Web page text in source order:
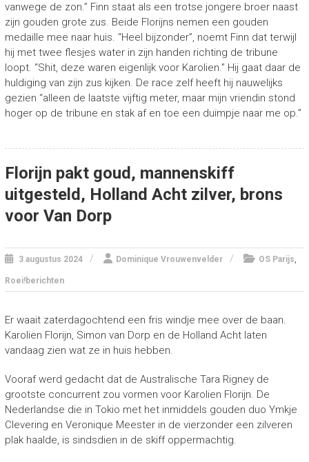
vanwege de zon.” Finn staat als een trotse jongere broer naast
zijn gouden grote zus. Beide Florijns nemen een gouden
medaille mee naar huis. “Heel bijzonder”, noemt Finn dat terwijl
hij met twee flesjes water in zijn handen richting de tribune
loopt. “Shit, deze waren eigenlijk voor Karolien.” Hij gaat daar de
huldiging van zijn zus kijken. De race zelf heeft hij nauwelijks
gezien “alleen de laatste vijftig meter, maar mijn vriendin stond
hoger op de tribune en stak af en toe een duimpje naar me op.”
Florijn pakt goud, mannenskiff
uitgesteld, Holland Acht zilver, brons
voor Van Dorp
3 augustus 2024 Dominique Vrouwenvelder OS Parijs,
Roei!berichten
Er waait zaterdagochtend een fris windje mee over de baan.
Karolien Florijn, Simon van Dorp en de Holland Acht laten
vandaag zien wat ze in huis hebben.
Vooraf werd gedacht dat de Australische Tara Rigney de
grootste concurrent zou vormen voor Karolien Florijn. De
Nederlandse die in Tokio met het inmiddels gouden duo Ymkje
Clevering en Veronique Meester in de vierzonder een zilveren
plak haalde, is sindsdien in de skiff oppermachtig.